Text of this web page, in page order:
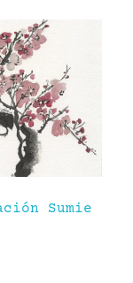
Sumie